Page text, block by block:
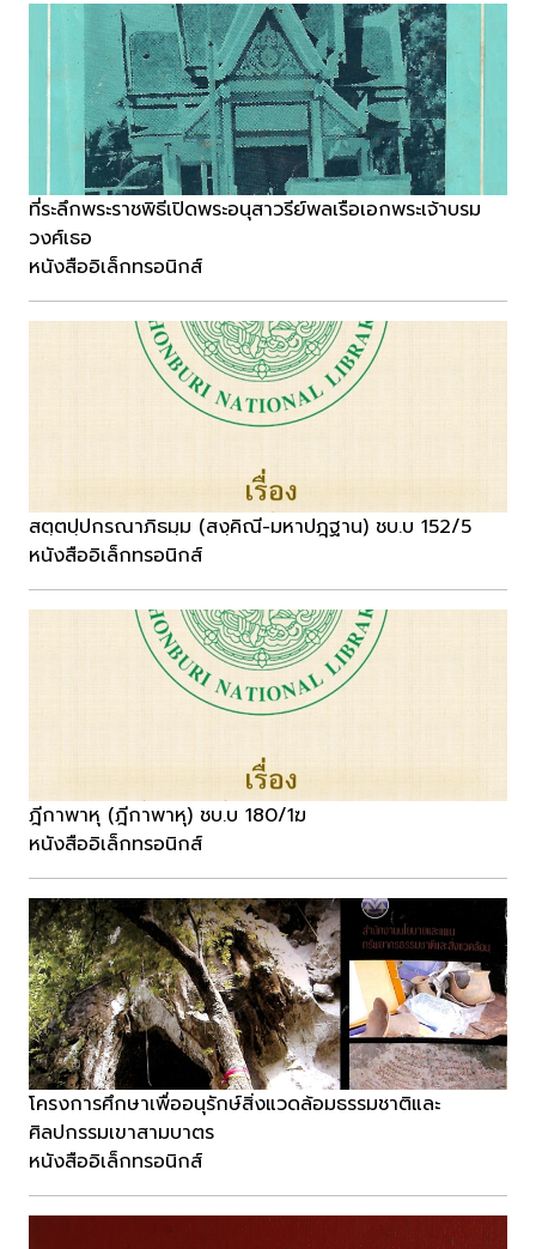
ที่ระลึกพระราชพิธีเปิดพระอนุสาวรีย์พลเรือเอกพระเจ้าบรม
วงศ์เธอ
หนังสืออิเล็กทรอนิกส์
สตฺตปฺปกรณาภิธมฺม (สงฺคิณี-มหาปฎฺฐาน) ชบ.บ 152/5
หนังสืออิเล็กทรอนิกส์
ฎีกาพาหุ (ฎีกาพาหุ) ชบ.บ 180/1ฆ
หนังสืออิเล็กทรอนิกส์
โครงการศึกษาเพื่ออนุรักษ์สิ่งแวดล้อมธรรมชาติและ
ศิลปกรรมเขาสามบาตร
หนังสืออิเล็กทรอนิกส์